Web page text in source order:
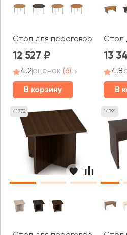
Стол для переговоров
12 527
4.2оценок (6)
В корзину
Стол
13
4.8
В
41772 14791